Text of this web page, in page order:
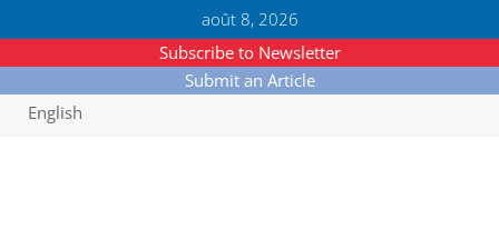
août 8, 2026
Subscribe to Newsletter
Submit an Article
English